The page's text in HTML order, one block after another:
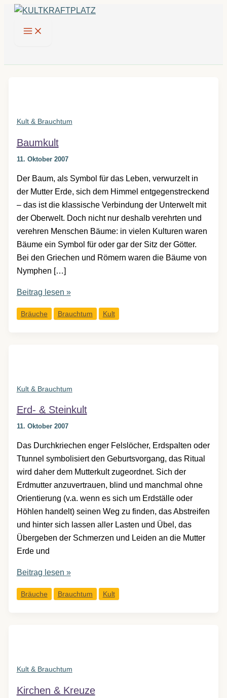
Zum
springen
Kult & Brauchtum
Baumkult
11. Oktober 2007
Der Baum, als Symbol für das Leben, verwurzelt in
der Mutter Erde, sich dem Himmel entgegenstreckend
– das ist die klassische Verbindung der Unterwelt mit
der Oberwelt. Doch nicht nur deshalb verehrten und
verehren Menschen Bäume: in vielen Kulturen waren
Bäume ein Symbol für oder gar der Sitz der Götter.
Bei den Griechen und Römern waren die Bäume von
Nymphen […]
Baumkult
Beitrag lesen »
Bräuche Brauchtum Kult
Kult & Brauchtum
Erd- & Steinkult
11. Oktober 2007
Das Durchkriechen enger Felslöcher, Erdspalten oder
Ttunnel symbolisiert den Geburtsvorgang, das Ritual
wird daher dem Mutterkult zugeordnet. Sich der
Erdmutter anzuvertrauen, blind und manchmal ohne
Orientierung (v.a. wenn es sich um Erdställe oder
Höhlen handelt) seinen Weg zu finden, das Abstreifen
und hinter sich lassen aller Lasten und Übel, das
Übergeben der Schmerzen und Leiden an die Mutter
Erde und
Erd-
Steinkult
Beitrag lesen »
Bräuche Brauchtum Kult
Kult & Brauchtum
Kirchen & Kreuze